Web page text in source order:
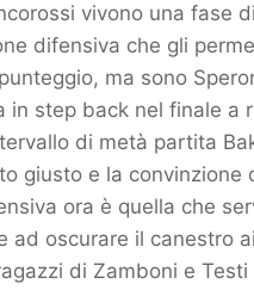
vivono una fase
difensiva che gli
ma sono
in step back nel finale a
di metà partita
giusto e la
ora è quella che
ad oscurare il canestro
di Zamboni e